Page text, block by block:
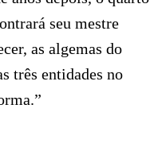
seu mestre
as algemas do
três entidades no